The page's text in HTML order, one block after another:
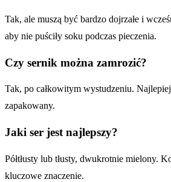
Tak, ale muszą być bardzo dojrzałe i
aby nie puściły soku podczas pieczenia.
Czy sernik można zamrozić?
Tak, po całkowitym wystudzeniu.
zapakowany.
Jaki ser jest najlepszy?
Półtłusty lub tłusty, dwukrotnie mielony.
kluczowe znaczenie.